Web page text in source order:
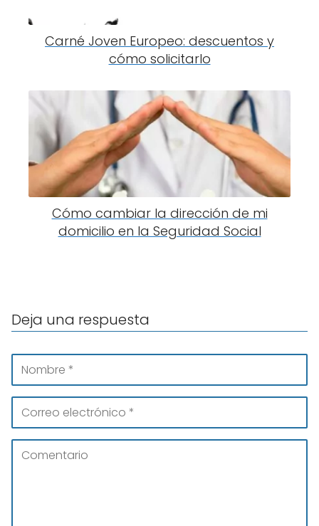
Carné Joven Europeo: descuentos y
cómo solicitarlo
Cómo cambiar la dirección de mi
domicilio en la Seguridad Social
Deja una respuesta